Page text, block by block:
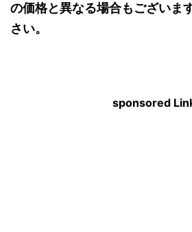
の価格と異なる場合もございま
さい。
sponsored